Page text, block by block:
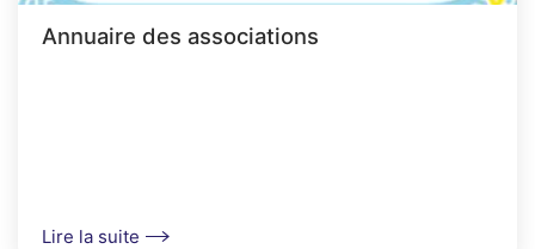
Annuaire des associations
Lire la suite